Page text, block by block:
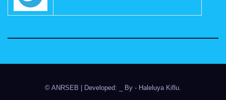
© ANRSEB Developed: _ By - Haleluya Kiflu.